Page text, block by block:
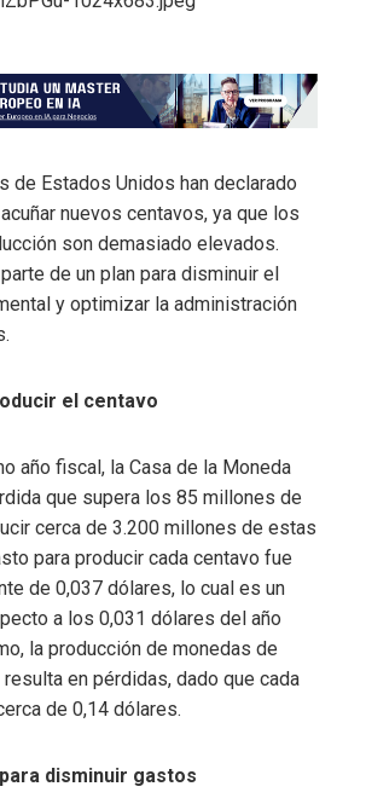
de Estados Unidos han declarado
nuevos centavos, ya que los
son demasiado elevados.
de un plan para disminuir el
y optimizar la administración
el centavo
año fiscal, la Casa de la Moneda
que supera los 85 millones de
cerca de 3.200 millones de estas
para producir cada centavo fue
de 0,037 dólares, lo cual es un
a los 0,031 dólares del año
la producción de monedas de
en pérdidas, dado que cada
de 0,14 dólares.
disminuir gastos